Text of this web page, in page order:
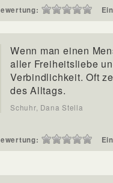
Wenn man einen
aller Freiheitsliebe
Verbindlichkeit. Oft
des Alltags.
Schuhr, Dana Stella